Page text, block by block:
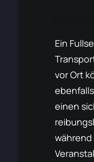
Ein
vor Ort
einen
während